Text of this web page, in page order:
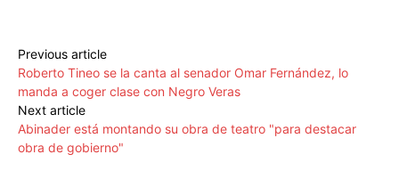
Previous article
Roberto Tineo se la canta al senador Omar Fernández, lo
manda a coger clase con Negro Veras
Next article
Abinader está montando su obra de teatro "para destacar
obra de gobierno"